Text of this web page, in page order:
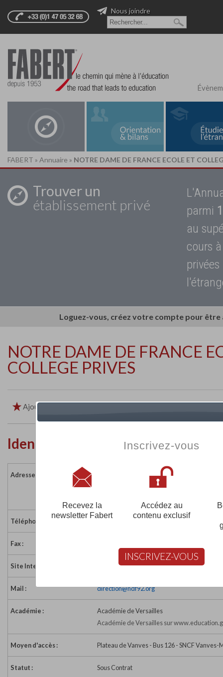
Nous joindre
FABERT » Annuaire » NOTRE DAME DE FRANCE ECOLE ET
Trouver un
établissement privé
parmi
au
cours
Loguez-vous, créez votre compte pour
NOTRE DAME DE FRANCE
COLLEGE PRIVES
Ajouter aux favoris
Identité de l'établissement
Adresse :
Téléphone :
Fax :
Site Internet : http://www.notredamedefrance92.fr
Mail : direction@ndf92.org
Académie :
Académie de Versailles
Académie de Versailles sur
Moyen d'accès : Plateau de Vanves - Bus 126 - SNCF Vanves-
Statut : Sous Contrat
Inscrivez-vous
Recevez la
newsletter Fabert
Accédez au
contenu exclusif
INSCRIVEZ-VOUS